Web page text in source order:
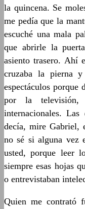
la quincena. Se
me pedía que la
escuché una mala
que abrirle la
asiento trasero. Ahí
cruzaba la pierna
espectáculos porque
por la
internacionales.
decía, mire Gabriel,
no sé si alguna vez
usted, porque leer
siempre esas hojas
o entrevistaban
Quien me contrató